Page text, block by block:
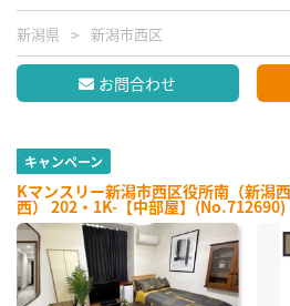
新潟県 新潟市西区
お問合わせ
キャンペーン
Kマンスリー新潟市西区役所南（新潟
西） 202・1K-【中部屋】(No.712690)